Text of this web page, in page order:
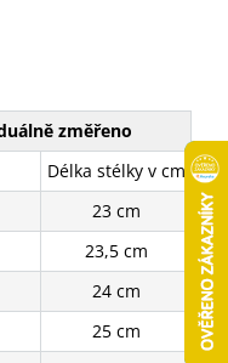
změřeno
Délka stélky v cm
23 cm
23,5 cm
24 cm
25 cm